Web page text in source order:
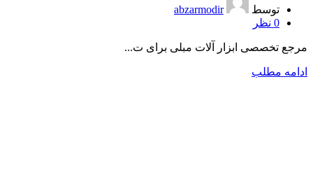
توسط
abzarmodir
0 نظر
مرجع تخصصی ابزار آلات مبلی برای ت...
ادامه مطلب